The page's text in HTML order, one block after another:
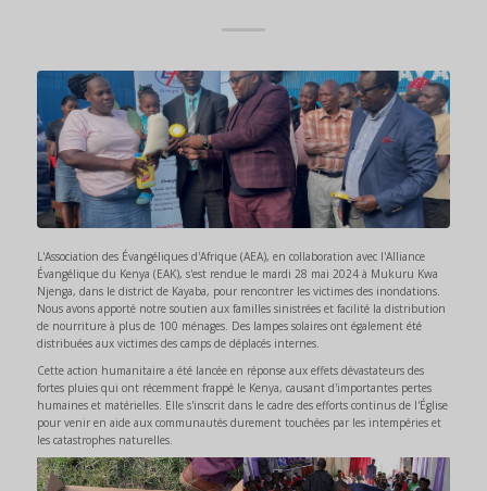
L'Association des Évangéliques d'Afrique (AEA), en collaboration avec l'Alliance
Évangélique du Kenya (EAK), s'est rendue le mardi 28 mai 2024 à Mukuru Kwa
Njenga, dans le district de Kayaba, pour rencontrer les victimes des inondations.
Nous avons apporté notre soutien aux familles sinistrées et facilité la distribution
de nourriture à plus de 100 ménages. Des lampes solaires ont également été
distribuées aux victimes des camps de déplacés internes.
Cette action humanitaire a été lancée en réponse aux effets dévastateurs des
fortes pluies qui ont récemment frappé le Kenya, causant d'importantes pertes
humaines et matérielles. Elle s'inscrit dans le cadre des efforts continus de l'Église
pour venir en aide aux communautés durement touchées par les intempéries et
les catastrophes naturelles.